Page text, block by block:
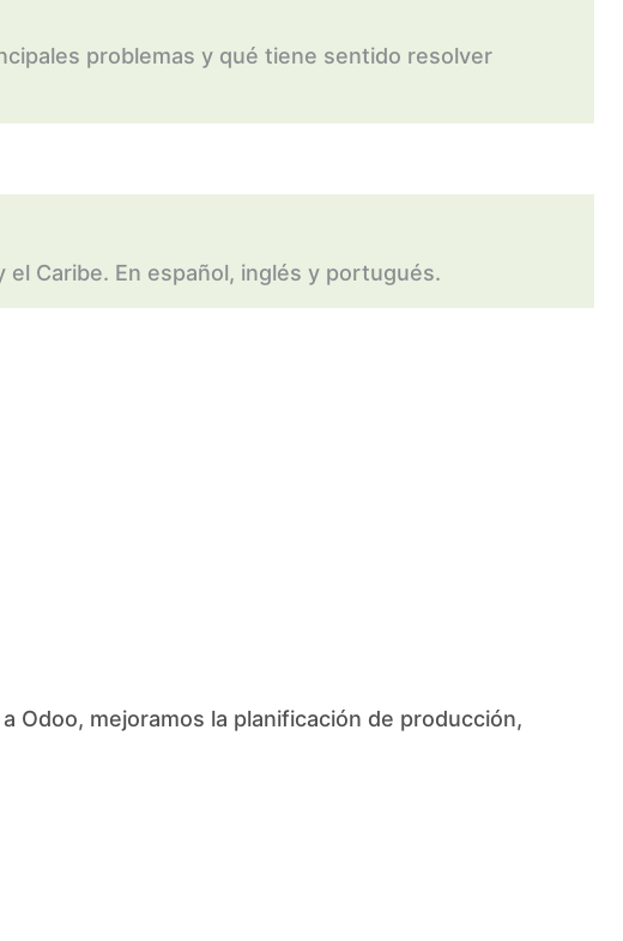
problemas y qué tiene sentido resolver
Caribe. En español, inglés y portugués.
Odoo, mejoramos la planificación de producción,